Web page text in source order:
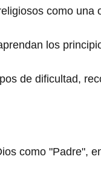
como una
los
de dificultad,
como "Padre",